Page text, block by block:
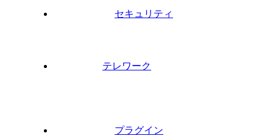
セキュリティ
テレワーク
プラグイン